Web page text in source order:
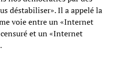
déstabiliser». Il a appelé la
voie entre un «Internet
et un «Internet